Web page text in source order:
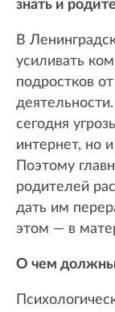
знать и
В
усиливать
подростков
сегодня
интернет, но
Поэтому
родителей
дать им
этом — в
О чем должны